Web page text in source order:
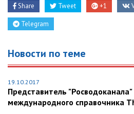
Share Tweet +1
Telegram
Новости по теме
19.10.2017
Представитель
международного справочника